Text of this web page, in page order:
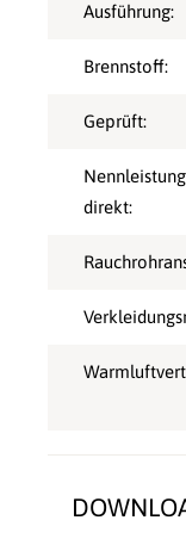
Ausführung:
Brennstoff:
Geprüft:
direkt: